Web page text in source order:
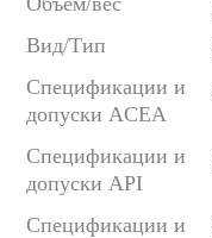
Вид/Тип
Спецификации и
допуски ACEA
Спецификации и
допуски API
Спецификации и